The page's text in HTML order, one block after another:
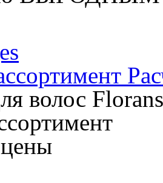
волос Florans